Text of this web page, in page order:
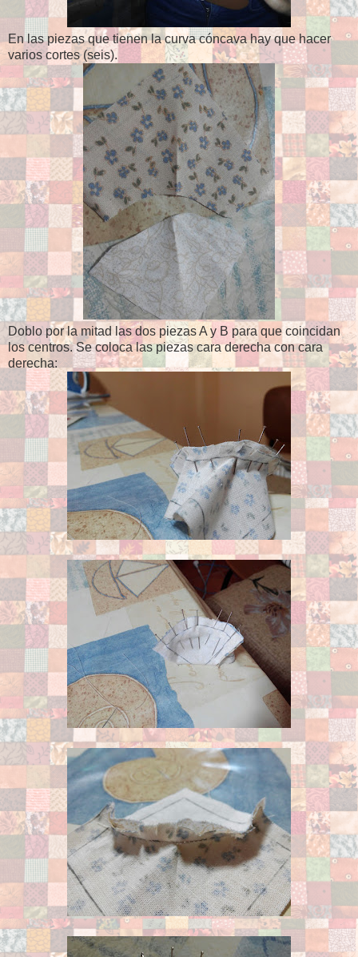
En las piezas que tienen la curva cóncava hay que hacer
varios cortes (seis).
Doblo por la mitad las dos piezas A y B para que coincidan
los centros. Se coloca las piezas cara derecha con cara
derecha: